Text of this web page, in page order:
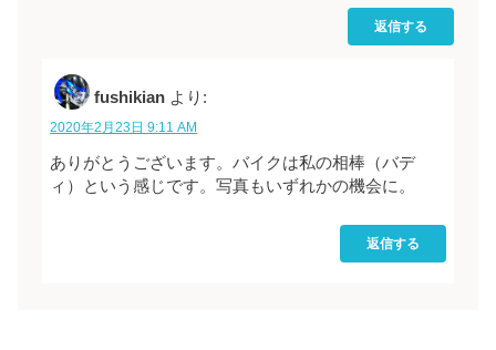
返信する
fushikian より:
2020年2月23日 9:11 AM
ありがとうございます。バイクは私の相棒（バデ
ィ）という感じです。写真もいずれかの機会に。
返信する